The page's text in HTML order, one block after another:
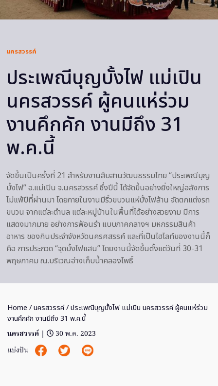
นครสวรรค์
ประเพณีบุญบั้งไฟ แม่เปิน
นครสวรรค์ ผู้คนแห่ร่วม
งานคึกคัก งานมีถึง 31
พ.ค.นี้
จัดขึ้นเป็นครั้งที่ 21 สำหรับงานสืบสานวัฒนธรรมไทย “ประเพณีบุญ
บั้งไฟ” อ.แม่เปิน จ.นครสวรรค์ ซึ่งปีนี้ ได้จัดขึ้นอย่างยิ่งใหญ่อลังการ
ไม่แพ้ปีที่ผ่านมา โดยภายในงานมีริ้วขบวนแห่บั้งไฟล้าน จัดตกแต่งรถ
ขบวน จากแต่ละตำบล แต่ละหมู่บ้านในพื้นที่ได้อย่างสวยงาม มีการ
แสดงมากมาย อย่างการฟ้อนรำ แบบภาคกลางฯ มหกรรมสินค้า
อาหาร ของกินประจำจังหวัดนครศสรรค์ และที่เป็นไฮไลท์ของงานนี้ก็
คือ การประกวด “จุดบั้งไฟแสน” โดยงานนี้จัดขึ้นตั้งแต่วันที่ 30-31
พฤษภาคม ณ.บริเวณอ่างเก็บน้ำคลองโพธิ์
Home /นครสวรรค์/ ประเพณีบุญบั้งไฟ แม่เปิน นครสวรรค์ ผู้คนแห่ร่วม
งานคึกคัก งานมีถึง 31 พ.ค.นี้
นครสวรรค์ |
30 พ.ค. 2023
แบ่งปัน